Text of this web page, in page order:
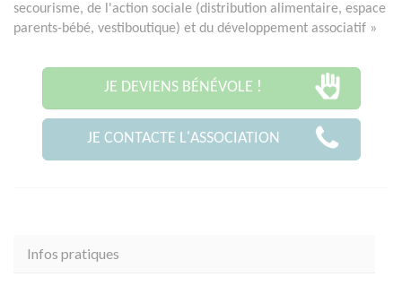
secourisme, de l'action sociale (distribution alimentaire, espace
parents-bébé, vestiboutique) et du développement associatif »
JE DEVIENS BÉNÉVOLE !
JE CONTACTE L'ASSOCIATION
Infos pratiques